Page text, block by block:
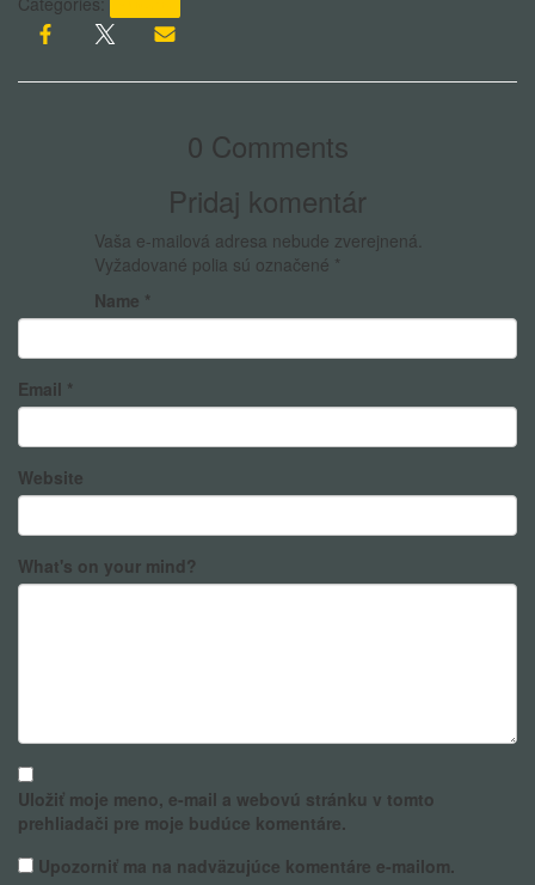
0 Comments
Pridaj komentár
Vaša e-mailová adresa nebude zverejnená.
Vyžadované polia sú označené *
Name *
Email *
Website
What's on your mind?
Uložiť moje meno, e-mail a webovú stránku v tomto
prehliadači pre moje budúce komentáre.
Upozorniť ma na nadväzujúce komentáre e-mailom.